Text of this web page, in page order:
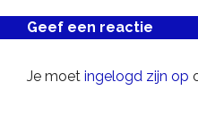
Geef een reactie
Je moet ingelogd zijn op